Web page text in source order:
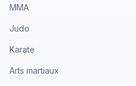
MMA
Judo
Karate
Arts martiaux